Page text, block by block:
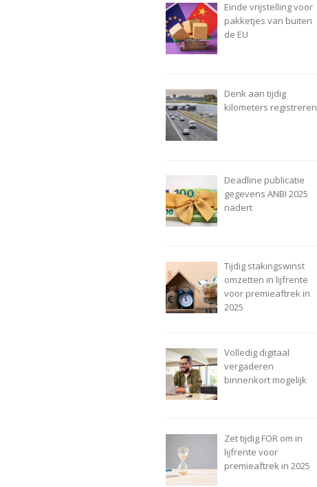
Einde vrijstelling voor
pakketjes van buiten
de EU
Denk aan tijdig
kilometers registreren
Deadline publicatie
gegevens ANBI 2025
nadert
Tijdig stakingswinst
omzetten in lijfrente
voor premieaftrek in
2025
Volledig digitaal
vergaderen
binnenkort mogelijk
Zet tijdig FOR om in
lijfrente voor
premieaftrek in 2025